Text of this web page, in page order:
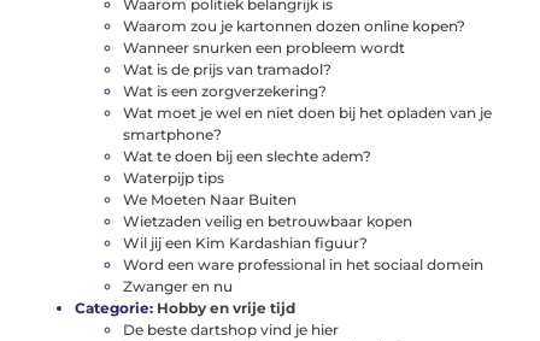
Waarom politiek belangrijk is
Waarom zou je kartonnen dozen online kopen?
Wanneer snurken een probleem wordt
Wat is de prijs van tramadol?
Wat is een zorgverzekering?
Wat moet je wel en niet doen bij het opladen van je
smartphone?
Wat te doen bij een slechte adem?
Waterpijp tips
We Moeten Naar Buiten
Wietzaden veilig en betrouwbaar kopen
Wil jij een Kim Kardashian figuur?
Word een ware professional in het sociaal domein
Zwanger en nu
Categorie: Hobby en vrije tijd
De beste dartshop vind je hier